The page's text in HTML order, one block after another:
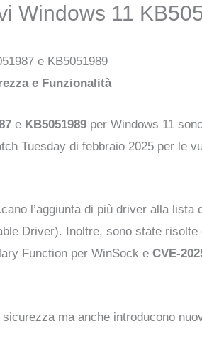
Windows 11
e KB5051989
e Funzionalità
e KB5051989 per Windows 11
Tuesday di febbraio 2025 per le
l’aggiunta di più driver alla
Driver). Inoltre, sono state
Function per WinSock e CVE-
ma anche introducono